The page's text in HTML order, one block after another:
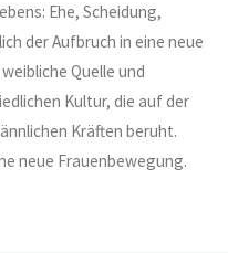
Ehe, Scheidung,
der Aufbruch in eine neue
Quelle und
Kultur, die auf der
Kräften beruht.
neue Frauenbewegung.